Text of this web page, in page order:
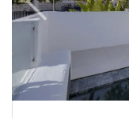
Previous